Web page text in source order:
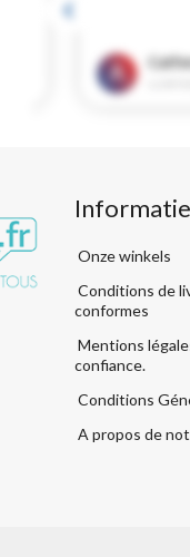
Informatie
Onze winkels
Conditions de
conformes
Mentions
confiance.
Conditions
A propos de